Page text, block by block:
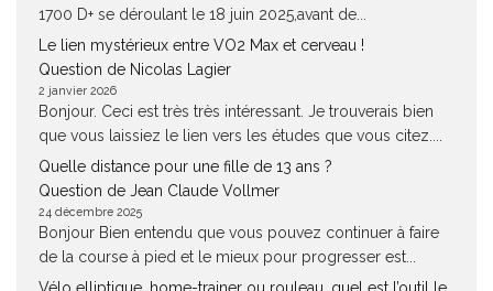
1700 D+ se déroulant le 18 juin 2025,avant de...
Le lien mystérieux entre VO2 Max et cerveau !
Question de Nicolas Lagier
2 janvier 2026
Bonjour. Ceci est très très intéressant. Je trouverais bien
que vous laissiez le lien vers les études que vous citez....
Quelle distance pour une fille de 13 ans ?
Question de Jean Claude Vollmer
24 décembre 2025
Bonjour Bien entendu que vous pouvez continuer à faire
de la course à pied et le mieux pour progresser est...